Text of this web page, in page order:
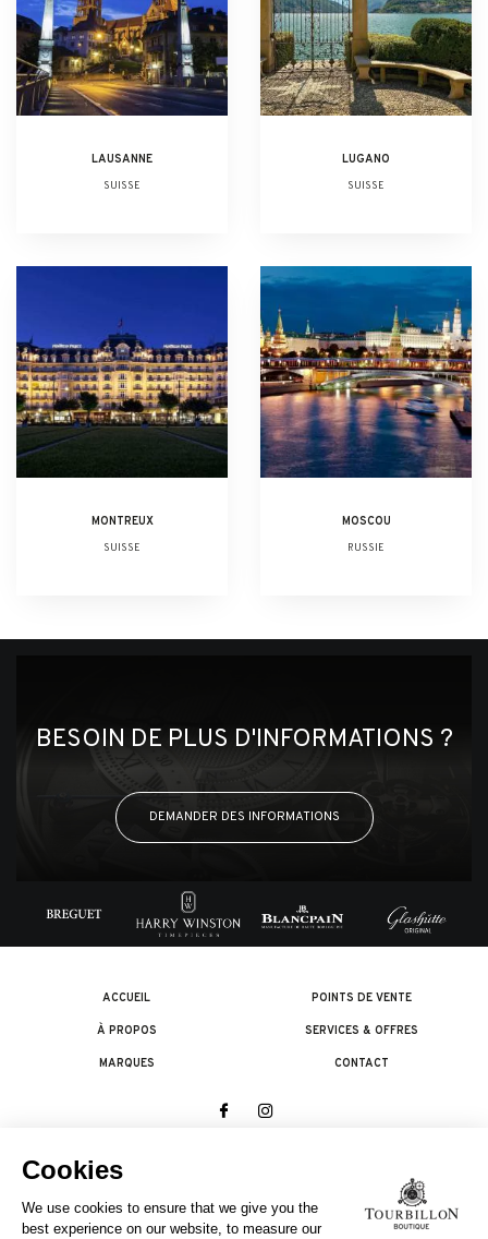
LAUSANNE
SUISSE
LUGANO
SUISSE
MONTREUX
SUISSE
MOSCOU
RUSSIE
BESOIN DE PLUS D'INFORMATIONS ?
DEMANDER DES INFORMATIONS
ACCUEIL
À PROPOS
MARQUES
POINTS DE VENTE
SERVICES & OFFRES
CONTACT